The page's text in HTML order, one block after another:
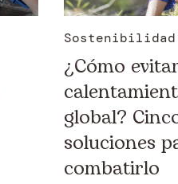
Sostenibilidad
¿Cómo
global?
soluciones
combatirlo